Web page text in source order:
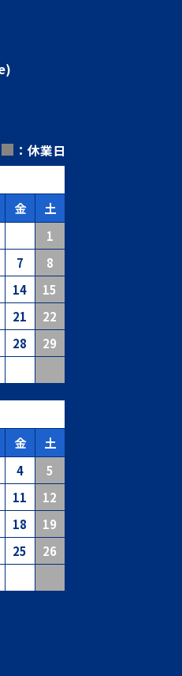
■ ：休業日
金 土
1
7
8
14
15
21
22
28
29
金 土
4
5
11
12
18
19
25
26